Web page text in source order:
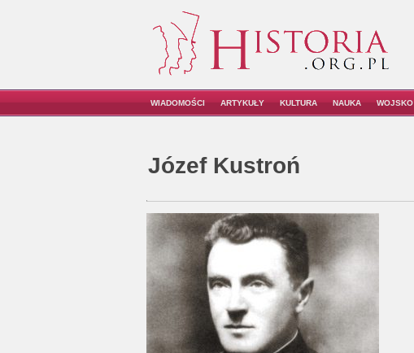
WIADOMOŚCI ARTYKUŁY KULTURA NAUKA WOJSKO
Józef Kustroń